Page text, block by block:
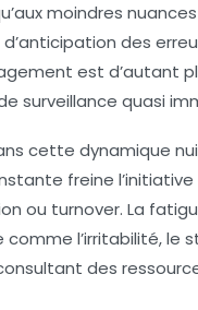
moindres
des
est d’autant
surveillance quasi
cette dynamique
freine
ou turnover. La
comme l’irritabilité,
des